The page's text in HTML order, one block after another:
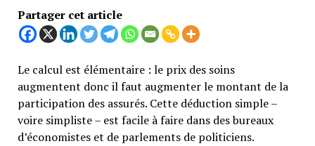
Partager cet article
Le calcul est élémentaire : le prix des soins
augmentent donc il faut augmenter le montant de la
participation des assurés. Cette déduction simple –
voire simpliste – est facile à faire dans des bureaux
d’économistes et de parlements de politiciens.